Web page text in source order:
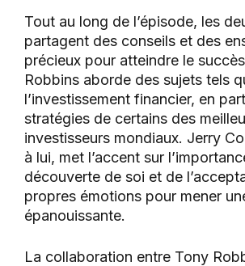
Tout au long de l’épisode, les
partagent des conseils et des
précieux pour atteindre le
Robbins aborde des sujets tels
l’investissement financier, en
stratégies de certains des
investisseurs mondiaux. Jerry
à lui, met l’accent sur
découverte de soi et de
propres émotions pour mener
épanouissante.
La collaboration entre Tony